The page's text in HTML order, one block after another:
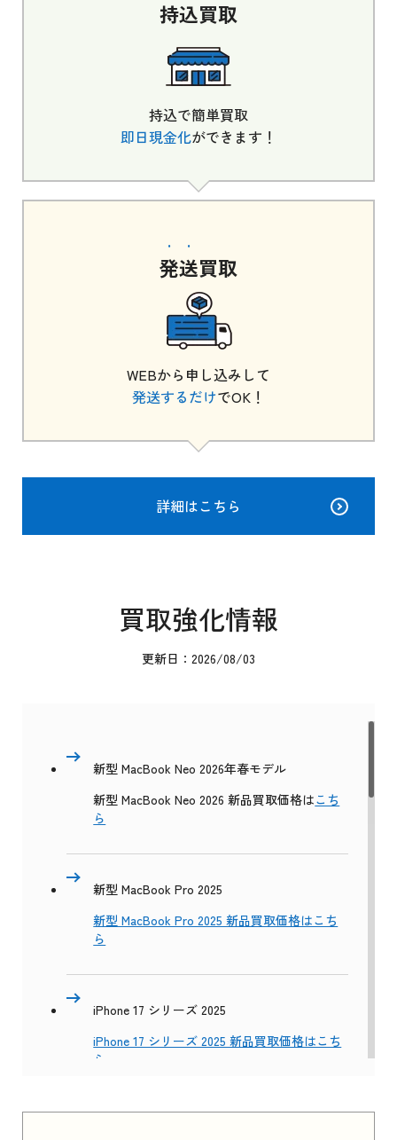
持込買取
持込で簡単買取
即日現金化ができます！
発送買取
WEBから申し込みして
発送するだけでOK！
詳細はこちら
買取強化情報
更新日：2026/08/03
新型 MacBook Neo 2026年春モデル
新型 MacBook Neo 2026 新品買取価格はこち
ら
新型 MacBook Pro 2025
新型 MacBook Pro 2025 新品買取価格はこち
ら
iPhone 17 シリーズ 2025
iPhone 17 シリーズ 2025 新品買取価格はこち
ら